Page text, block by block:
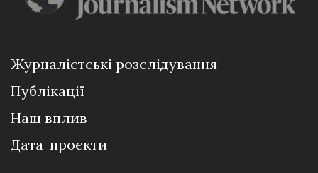
Журналістські розслідування
Публікації
Наш вплив
Дата-проєкти